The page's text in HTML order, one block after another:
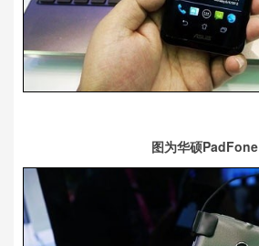
图为华硕PadFone